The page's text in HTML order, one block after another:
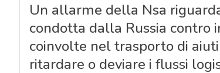
Un allarme della Nsa
condotta dalla Russia contro
coinvolte nel trasporto di
ritardare o deviare i flussi